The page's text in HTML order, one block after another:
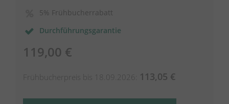
5% Frühbucherrabatt
Durchführungsgarantie
119,00 €
Frühbucherpreis bis 18.09.2026: 113,05 €